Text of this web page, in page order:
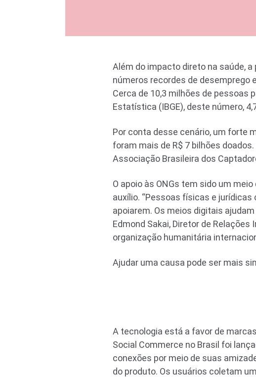
Além do impacto direto na saúde,
números recordes de desemprego
Cerca de 10,3 milhões de pessoas
Estatística (IBGE), deste número,
Por conta desse cenário, um forte
foram mais de R$ 7 bilhões
Associação Brasileira dos
O apoio às ONGs tem sido um
auxílio. “Pessoas físicas e
apoiarem. Os meios digitais
Edmond Sakai, Diretor de
organização humanitária
Ajudar uma causa pode ser mais
A tecnologia está a favor de
Social Commerce no Brasil foi
conexões por meio de suas
do produto. Os usuários coletam um